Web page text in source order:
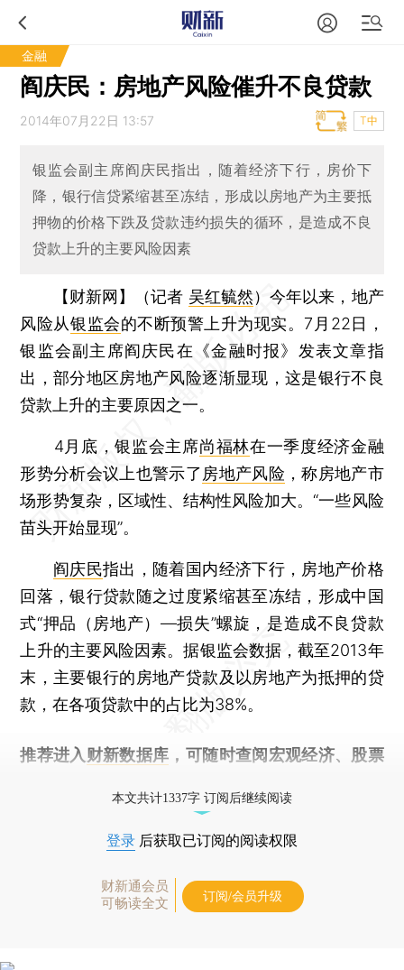
金融
阎庆民：房地产风险催升不良贷款
2014年07月22日 13:57 T中
银监会副主席阎庆民指出，随着经济下行，房价下
降，银行信贷紧缩甚至冻结，形成以房地产为主要抵
押物的价格下跌及贷款违约损失的循环，是造成不良
贷款上升的主要风险因素
【财新网】（记者 吴红毓然）今年以来，地产
风险从银监会的不断预警上升为现实。7月22日，
银监会副主席阎庆民在《金融时报》发表文章指
出，部分地区房地产风险逐渐显现，这是银行不良
贷款上升的主要原因之一。
4月底，银监会主席尚福林在一季度经济金融
形势分析会议上也警示了房地产风险 ，称房地产市
场形势复杂，区域性、结构性风险加大。“一些风险
苗头开始显现”。
阎庆民指出，随着国内经济下行，房地产价格
回落，银行贷款随之过度紧缩甚至冻结，形成中国
式“押品（房地产）—损失”螺旋，是造成不良贷款
上升的主要风险因素。据银监会数据，截至2013年
末，主要银行的房地产贷款及以房地产为抵押的贷
款，在各项贷款中的占比为38%。
推荐进入 财新数据库 ，可随时查阅宏观经济、股票
本文共计1337字 订阅后继续阅读
登录 后获取已订阅的阅读权限
财新通会员
可畅读全文
订阅/会员升级